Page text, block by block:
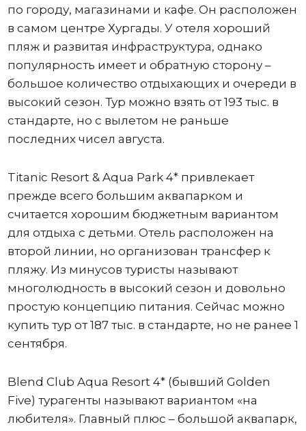
по городу, магазинами и кафе. Он расположен
в самом центре Хургады. У отеля хороший
пляж и развитая инфраструктура, однако
популярность имеет и обратную сторону –
большое количество отдыхающих и очереди в
высокий сезон. Тур можно взять от 193 тыс. в
стандарте, но с вылетом не раньше
последних чисел августа.
Titanic Resort & Aqua Park 4* привлекает
прежде всего большим аквапарком и
считается хорошим бюджетным вариантом
для отдыха с детьми. Отель расположен на
второй линии, но организован трансфер к
пляжу. Из минусов туристы называют
многолюдность в высокий сезон и довольно
простую концепцию питания. Сейчас можно
купить тур от 187 тыс. в стандарте, но не ранее 1
сентября.
Blend Club Aqua Resort 4* (бывший Golden
Five) турагенты называют вариантом «на
любителя». Главный плюс – большой аквапарк,